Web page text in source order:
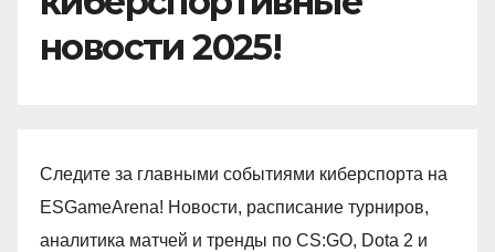
новости 2025!
Следите за главными событиями киберспорта на
ESGameArena! Новости, расписание турниров,
аналитика матчей и тренды по CS:GO, Dota 2 и